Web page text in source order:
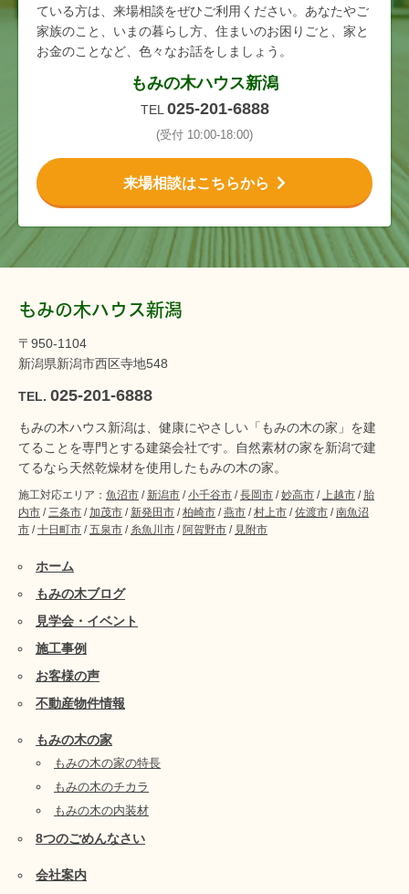
ている方は、来場相談をぜひご利用ください。あなたやご
家族のこと、いまの暮らし方、住まいのお困りごと、家と
お金のことなど、色々なお話をしましょう。
もみの木ハウス新潟
TEL 025-201-6888
(受付 10:00-18:00)
来場相談はこちらから
もみの木ハウス新潟
〒950-1104
新潟県新潟市西区寺地548
TEL. 025-201-6888
もみの木ハウス新潟は、健康にやさしい「もみの木の家」を建
てることを専門とする建築会社です。自然素材の家を新潟で建
てるなら天然乾燥材を使用したもみの木の家。
施工対応エリア： 魚沼市 / 新潟市 /小千谷市 /長岡市 /妙高市 /上越市 / 胎
内市 /三条市 /加茂市 / 新発田市 /柏崎市 /燕市 /村上市 /佐渡市 /南魚沼
市 /十日町市 /五泉市 / 糸魚川市 / 阿賀野市 / 見附市
ホーム
もみの木ブログ
見学会・イベント
施工事例
お客様の声
不動産物件情報
もみの木の家
もみの木の家の特長
もみの木のチカラ
もみの木の内装材
8つのごめんなさい
会社案内